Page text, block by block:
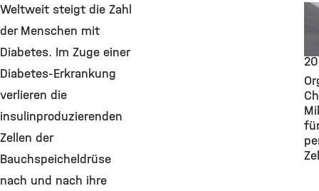
Weltweit steigt die Zahl
der Menschen mit
Diabetes. Im Zuge einer
Diabetes-Erkrankung
verlieren die
insulinproduzierenden
Zellen der
Bauchspeicheldrüse
nach und nach ihre